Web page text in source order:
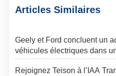
Articles Similaires
Geely et Ford concluent un
véhicules électriques dans
Rejoignez Teison à l’IAA